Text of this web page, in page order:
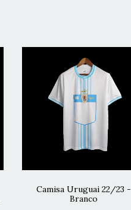
Camisa Uruguai 22/23 -
Branco